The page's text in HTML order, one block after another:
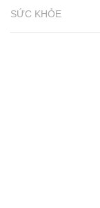
SỨC KHỎE